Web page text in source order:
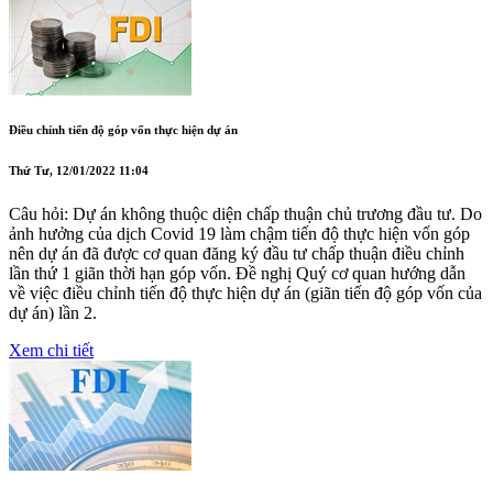
Điều chỉnh tiến độ góp vốn thực hiện dự án
Thứ Tư, 12/01/2022 11:04
Câu hỏi: Dự án không thuộc diện chấp thuận chủ trương đầu tư. Do
ảnh hưởng của dịch Covid 19 làm chậm tiến độ thực hiện vốn góp
nên dự án đã được cơ quan đăng ký đầu tư chấp thuận điều chỉnh
lần thứ 1 giãn thời hạn góp vốn. Đề nghị Quý cơ quan hướng dẫn
về việc điều chỉnh tiến độ thực hiện dự án (giãn tiến độ góp vốn của
dự án) lần 2.
Xem chi tiết